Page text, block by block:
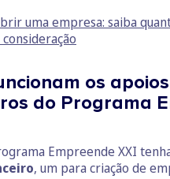
uma empresa: saiba
os apoios
do Programa
Empreende XXI
, um para criação de